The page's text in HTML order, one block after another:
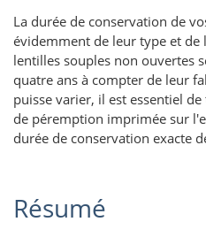
La durée de conservation de
évidemment de leur type et de
lentilles souples non ouvertes
quatre ans à compter de leur
puisse varier, il est essentiel
de péremption imprimée sur
durée de conservation exacte
Résumé